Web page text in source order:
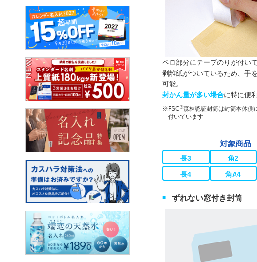
ベロ部分にテープのりが付い
剥離紙がついているため、手
可能。
封かん量が多い場合に特に便
FSC®森林認証封筒は封筒本体側
付いています
対象商品
長3 角2
長4 角A4
ずれない窓付き封筒